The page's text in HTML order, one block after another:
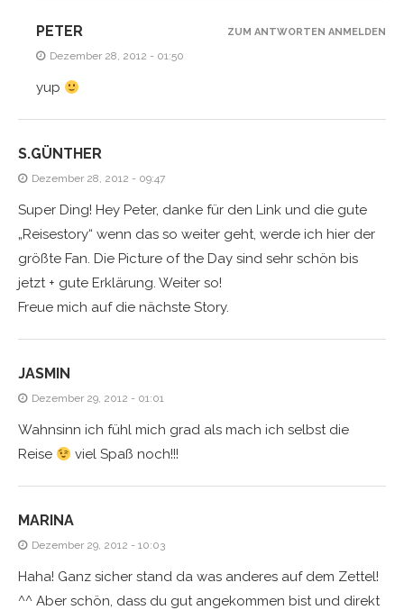
PETER
Dezember 28, 2012 - 01:50
yup
ZUM ANTWORTEN ANMELDEN
S.GÜNTHER
Dezember 28, 2012 - 09:47
Super Ding! Hey Peter, danke für den Link und die gute
„Reisestory“ wenn das so weiter geht, werde ich hier der
größte Fan. Die Picture of the Day sind sehr schön bis
jetzt + gute Erklärung. Weiter so!
Freue mich auf die nächste Story.
JASMIN
Dezember 29, 2012 - 01:01
Wahnsinn ich fühl mich grad als mach ich selbst die
Reise
viel Spaß noch!!!
MARINA
Dezember 29, 2012 - 10:03
Haha! Ganz sicher stand da was anderes auf dem Zettel!
^^ Aber schön, dass du gut angekommen bist und direkt